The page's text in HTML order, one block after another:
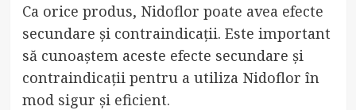
Ca orice produs, Nidoflor poate avea efecte
secundare și contraindicații. Este important
să cunoaștem aceste efecte secundare și
contraindicații pentru a utiliza Nidoflor în
mod sigur și eficient.